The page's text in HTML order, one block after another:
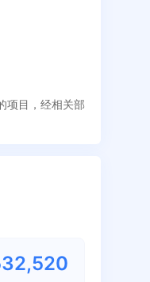
项目，经相关部